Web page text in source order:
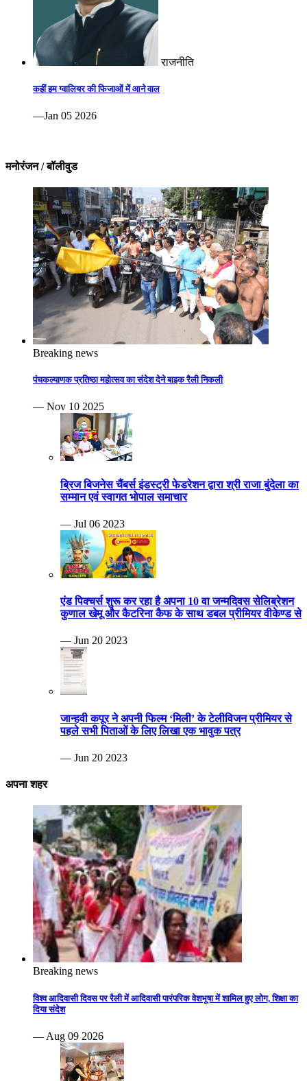
राजनीति
कहीं हम ग्वालियर की फिजाओं में आने वाल
—Jan 05 2026
मनोरंजन / बॉलीवुड
Breaking news
पंचकल्याणक प्रतिष्ठा महोत्सव का संदेश देने बाइक रैली निकली
— Nov 10 2025
ब्रिज बिजनेस चैंबर्स इंडस्ट्री फेडरेशन द्वारा श्री राजा बुंदेला का
सम्मान एवं स्वागत भोपाल समाचार
— Jul 06 2023
एंड पिक्चर्स शुरू कर रहा है अपना 10 वा जन्मदिवस सेलिब्रेशन
कुणाल खेमू और कैटरिना कैफ के साथ डबल प्रीमियर वीकेण्ड से
— Jun 20 2023
जान्हवी कपूर ने अपनी फिल्म ‘मिली’ के टेलीविजन प्रीमियर से
पहले सभी पिताओं के लिए लिखा एक भावुक पत्र
— Jun 20 2023
अपना शहर
Breaking news
विश्व आदिवासी दिवस पर रैली में आदिवासी पारंपरिक वेशभूषा में शामिल हुए लोग, शिक्षा का
दिया संदेश
— Aug 09 2026